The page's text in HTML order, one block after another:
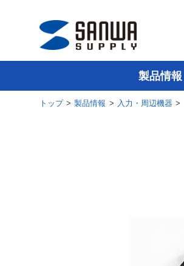
製品情報
トップ>製品情報 > 入力・周辺機器 >